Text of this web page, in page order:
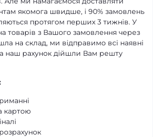
якомога швидше, і 90% замовлень
протягом перших 3 тижнів. У
товарів з Вашого замовлення через
на склад, ми відправимо всі наявні
наш рахунок дійшли Вам решту
картою